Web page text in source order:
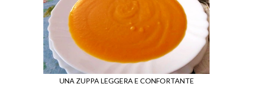
UNA ZUPPA LEGGERA E CONFORTANTE